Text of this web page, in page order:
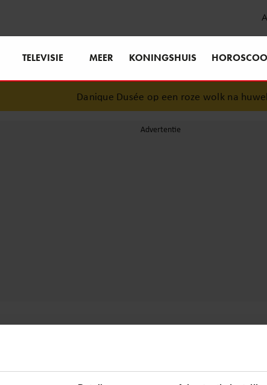
TELEVISIE MEER KONINGSHUIS
Danique Dusée op een roze wolk na